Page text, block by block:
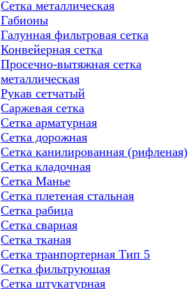
Сетка металлическая
Габионы
Галунная фильтровая сетка
Конвейерная сетка
Просечно-вытяжная сетка
металлическая
Рукав сетчатый
Саржевая сетка
Сетка арматурная
Сетка дорожная
Сетка канилированная (рифленая)
Сетка кладочная
Сетка Манье
Сетка плетеная стальная
Сетка рабица
Сетка сварная
Сетка тканая
Сетка транпортерная Тип 5
Сетка фильтрующая
Сетка штукатурная